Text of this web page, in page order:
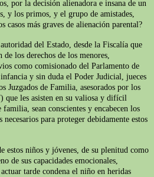
por la decisión alienadora e insana de un
y los primos, y el grupo de amistades,
casos más graves de alienación parental?
del Estado, desde la Fiscalía que
los derechos de los menores,
como comisionado del Parlamento de
y sin duda el Poder Judicial, jueces
Juzgados de Familia, asesorados por los
que les asisten en su valiosa y difícil
sean conscientes y encabecen los
para proteger debidamente estos
estos niños y jóvenes, de su plenitud como
de sus capacidades emocionales,
tarde condena el niño en heridas